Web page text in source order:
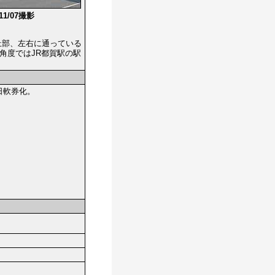
07撮影
、左右に通っている
度ではJR都賀駅の駅
券化。